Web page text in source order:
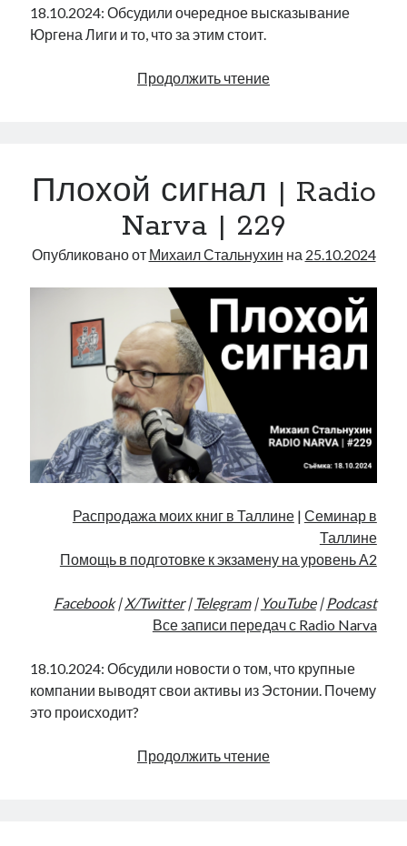
18.10.2024: Обсудили очередное высказывание
Юргена Лиги и то, что за этим стоит.
Продолжить чтение«Политический
фастфуд
Radio
Narva
Плохой сигнал | Radio
Narva | 229
Опубликовано от Михаил Стальнухин на 25.10.2024
Распродажа моих книг в Таллине| Семинар в
Таллине
Помощь в подготовке к экзамену на уровень А2
Facebook|X/Twitter| Telegram| YouTube| Podcast
Все записи передач с Radio Narva
18.10.2024: Обсудили новости о том, что крупные
компании выводят свои активы из Эстонии. Почему
это происходит?
Продолжить чтениеПлохой